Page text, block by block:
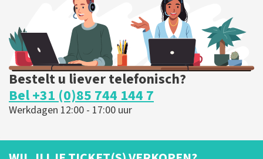
Bestelt u liever telefonisch?
Bel +31 (0)85 744 144 7
Werkdagen 12:00 - 17:00 uur